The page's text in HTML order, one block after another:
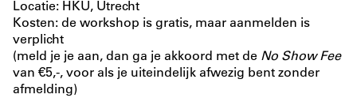
Locatie: HKU, Utrecht
Kosten: de workshop is gratis, maar aanmelden is
verplicht
(meld je je aan, dan ga je akkoord met de No Show Fee
van €5,-, voor als je uiteindelijk afwezig bent zonder
afmelding)